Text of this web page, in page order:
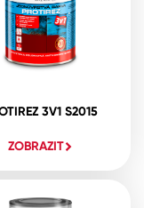
3V1 S2015
ZOBRAZIT